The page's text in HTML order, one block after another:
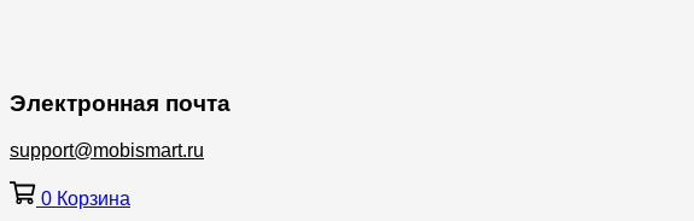
Электронная почта
support@mobismart.ru
0 Корзина